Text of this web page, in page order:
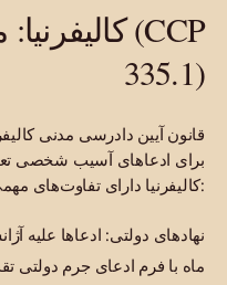
335.1)
برای ادعاهای آسیب شخصی
کالیفرنیا دارای تفاوت‌های مهمی است:
ماه با فرم ادعای جرم دولتی